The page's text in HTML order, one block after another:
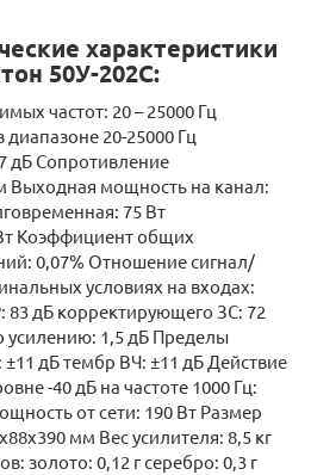
характеристики
50У-202С:
частот: 20 – 25000 Гц
20-25000 Гц
дБ Сопротивление
мощность на канал:
75 Вт
Коэффициент общих
0,07% Отношение сигнал/
условиях на входах:
дБ корректирующего ЗС: 72
усилению: 1,5 дБ Пределы
дБ тембр ВЧ: ±11 дБ Действие
-40 дБ на частоте 1000 Гц:
от сети: 190 Вт Размер
мм Вес усилителя: 8,5 кг
золото: 0,12 г серебро: 0,3 г